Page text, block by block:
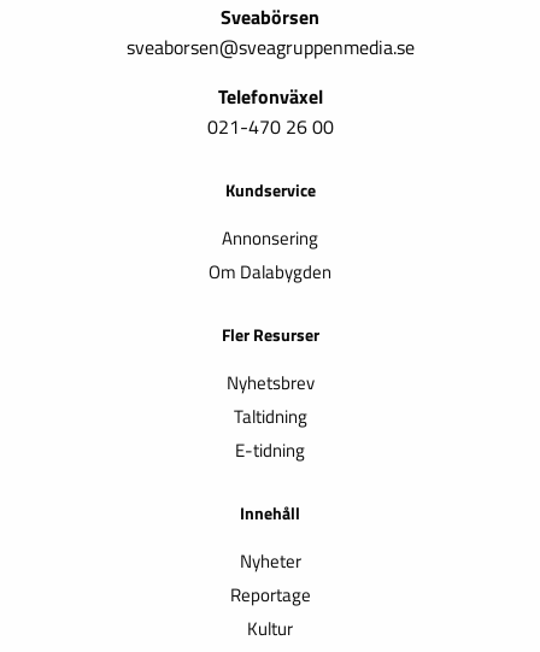
Sveabörsen
sveaborsen@sveagruppenmedia.se
Telefonväxel
021-470 26 00
Kundservice
Annonsering
Om Dalabygden
Fler Resurser
Nyhetsbrev
Taltidning
E-tidning
Innehåll
Nyheter
Reportage
Kultur